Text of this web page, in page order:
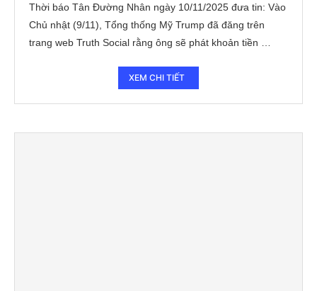
Thời báo Tân Đường Nhân ngày 10/11/2025 đưa tin: Vào
Chủ nhật (9/11), Tổng thống Mỹ Trump đã đăng trên
trang web Truth Social rằng ông sẽ phát khoản tiền …
XEM CHI TIẾT